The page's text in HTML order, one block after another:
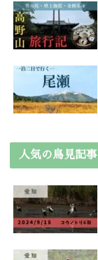
人気の鳥見記事